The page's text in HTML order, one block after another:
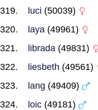
luci (50039)
laya (49961)
librada (49831)
liesbeth (49561)
lang (49409)
loic (49181)